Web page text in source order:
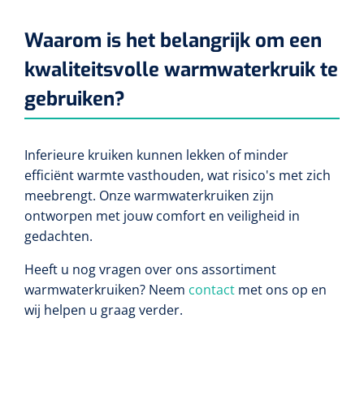
Lactaat- en cholesterolmeting
INR-metingen
Serologie
Rapid tests
Toebehoren
Oefenballen
Evenwicht & coördinatie
Oefenbanden
Stuitreiniging
Handdesinfectie
Douche en bad
Diversen
Luchtverfrissers
Toebehoren mortuarium
Autoclaven
Instrumentenreinigers
Kripwindels
Zelfklevende steunverbanden
Tubulaire verbanden
Elastische fixatiewindels
Steriele kits
Verbandsets
Afdeklakens
Waarom is het belangrijk om een
kwaliteitsvolle warmwaterkruik te
gebruiken?
Inferieure kruiken kunnen lekken of minder
efficiënt warmte vasthouden, wat risico's met zich
meebrengt. Onze warmwaterkruiken zijn
ontworpen met jouw comfort en veiligheid in
gedachten.
Heeft u nog vragen over ons assortiment
warmwaterkruiken? Neem contact met ons op en
wij helpen u graag verder.